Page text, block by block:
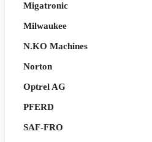
Migatronic
Milwaukee
N.KO Machines
Norton
Optrel AG
PFERD
SAF-FRO